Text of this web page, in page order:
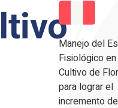
Manejo del
Fisiológico
Cultivo de
para lograr el
incremento